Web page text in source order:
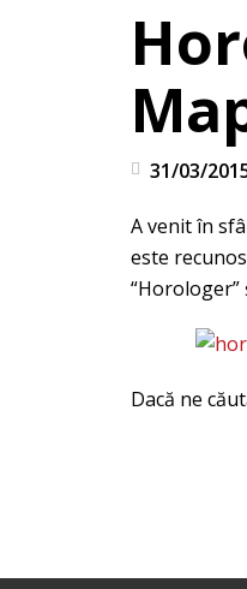
31/03/
A venit în
este
“Horologer”
Dacă ne